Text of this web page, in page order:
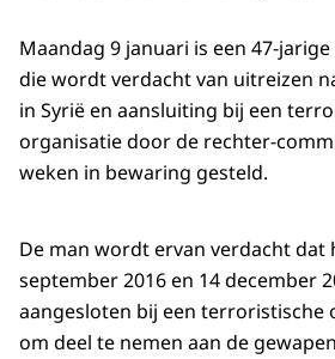
Maandag 9 januari is een 47-
die wordt verdacht van uitreizen
in Syrië en aansluiting bij een
organisatie door de rechter-
weken in bewaring gesteld.
De man wordt ervan verdacht dat
september 2016 en 14 december
aangesloten bij een terroristische
om deel te nemen aan de